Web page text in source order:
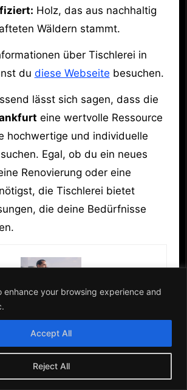
enhance your browsing experience and
Reject All
Accept All
Holz, das aus nachhaltig
Wäldern stammt.
über Tischlerei in
du diese Webseite besuchen.
lässt sich sagen, dass die
eine wertvolle Ressource
hochwertige und individuelle
Egal, ob du ein neues
Renovierung oder eine
die Tischlerei bietet
die deine Bedürfnisse
Hessen
dich auch